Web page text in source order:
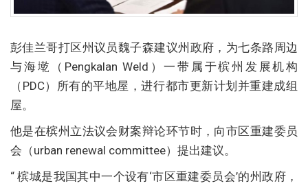
彭佳兰哥打区州议员魏子森建议州政府，为七条路周边
与海墘（Pengkalan Weld）一带属于槟州发展机构
（PDC）所有的平地屋，进行都市更新计划并重建成组
屋。
他是在槟州立法议会财案辩论环节时，向市区重建委员
会（urban renewal committee）提出建议。
“ 槟城是我国其中一个设有‘市区重建委员会’的州政府，